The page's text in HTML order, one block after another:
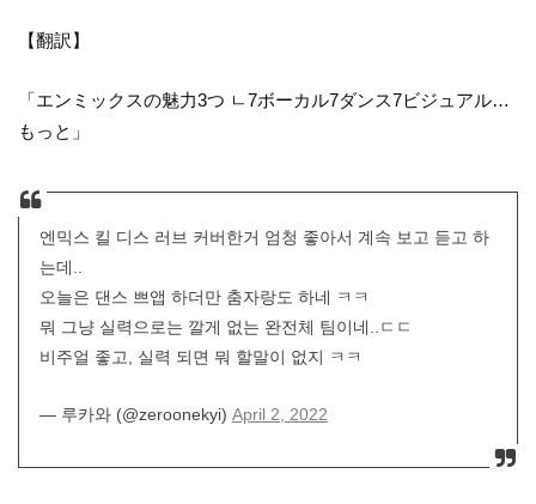
【翻訳】
「エンミックスの魅力3つ ㄴ7ボーカル7ダンス7ビジュアル…
もっと」
엔믹스 킬 디스 러브 커버한거 엄청 좋아서 계속 보고 듣고 하
는데..
오늘은 댄스 쁘앱 하더만 춤자랑도 하네 ㅋㅋ
뭐 그냥 실력으로는 깔게 없는 완전체 팀이네..ㄷㄷ
비주얼 좋고, 실력 되면 뭐 할말이 없지 ㅋㅋ
— 루카와 (@zeroonekyi) April 2, 2022